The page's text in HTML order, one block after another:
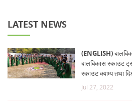
LATEST NEWS
(ENGLISH)
बालबिकास स्काउट
स्काउट क्याम्प तथा
Jul 27, 2022